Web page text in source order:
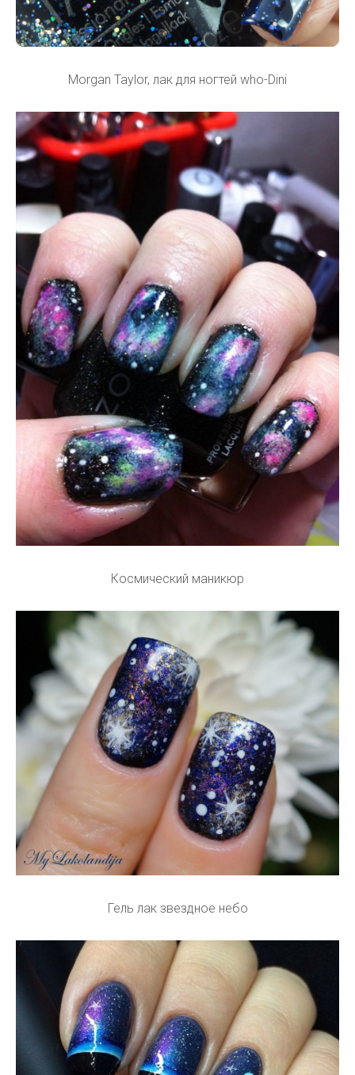
Morgan Taylor, лак для ногтей who-Dini
Космический маникюр
Гель лак звездное небо